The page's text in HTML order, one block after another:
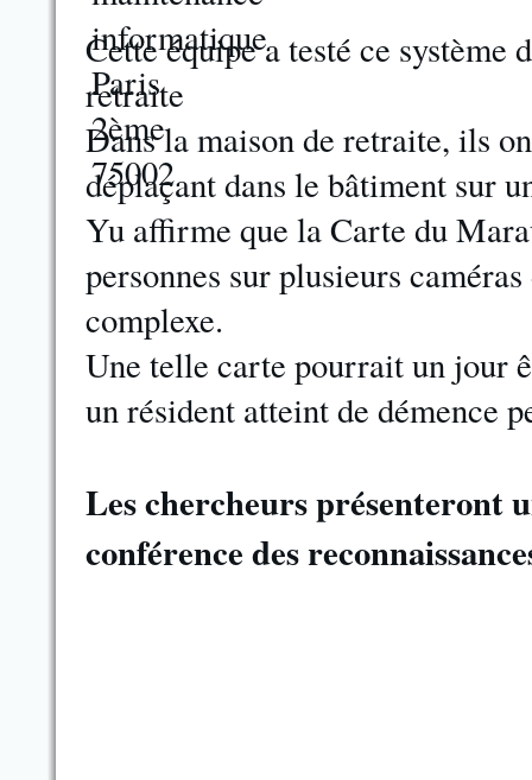
Cette équipe a testé ce système
retraite
Dans la maison de retraite, ils
déplaçant dans le bâtiment sur
Yu affirme que la Carte du
personnes sur plusieurs
complexe.
Une telle carte pourrait un jour
un résident atteint de démence
Les chercheurs présenteront
conférence des